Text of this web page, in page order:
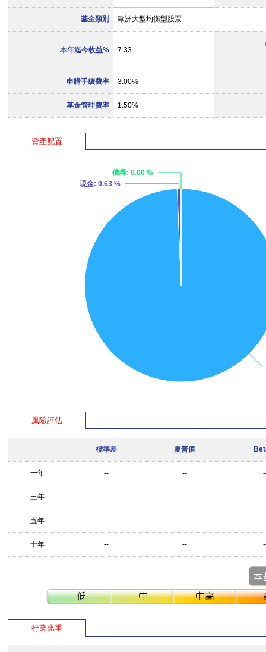
基金類別 歐洲大型均衡型股票
本年迄今收益% 7.33
申購手續費率 3.00%
基金管理費率 1.50%
資產配置
現金: 0.63 %
債券: 0.00 %
風險評估
標準差 夏普值
一年 -- --
三年 -- --
五年 -- --
十年 -- --
行業比重